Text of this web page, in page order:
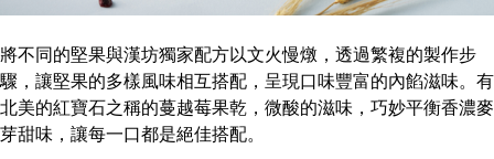
將不同的堅果與漢坊獨家配方以文火慢燉，透過繁複的製作步
驟，讓堅果的多樣風味相互搭配，呈現口味豐富的內餡滋味。有
北美的紅寶石之稱的蔓越莓果乾，微酸的滋味，巧妙平衡香濃麥
芽甜味，讓每一口都是絕佳搭配。